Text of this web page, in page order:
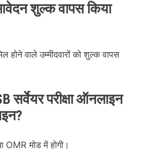
शुल्क वापस किया
होने वाले उम्मीदवारों को शुल्क वापस
सर्वेयर परीक्षा ऑनलाइन
OMR मोड में होगी।